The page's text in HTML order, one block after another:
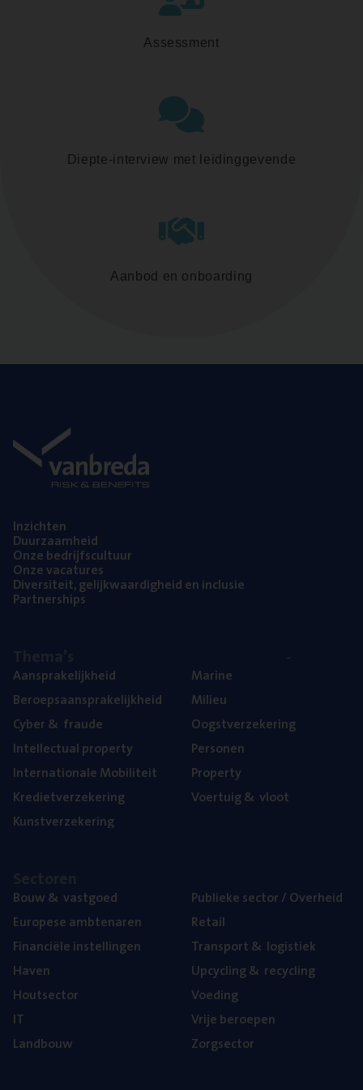
Assessment
Diepte-interview met leidinggevende
Aanbod en onboarding
Inzich­ten
Duur­zaam­heid
Onze bedrijfs­cul­tuur
Onze vaca­tu­res
Diver­si­teit, gelijk­waar­dig­heid en inclusie
Part­ner­ships
Aan­spra­ke­lijk­heid
Beroeps­aan­spra­ke­lijk­heid
Cyber& fraude
Intel­lec­tu­al property
Inter­na­ti­o­na­le Mobiliteit
Kre­diet­ver­ze­ke­ring
Kunst­ver­ze­ke­ring
Mari­ne
Mili­eu
Oogst­ver­ze­ke­ring
Per­so­nen
Pro­per­ty
Voer­tuig& vloot
Bouw& vastgoed
Euro­pe­se ambtenaren
Finan­ci­ë­le instellingen
Haven
Hout­sec­tor
IT
Land­bouw
Publie­ke sec­tor / Overheid
Retail
Trans­port& logistiek
Upcy­cling& recycling
Voe­ding
Vrije beroe­pen
Zorg­sec­tor